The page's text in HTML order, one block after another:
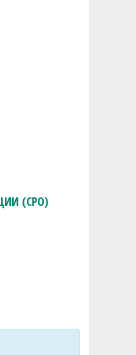
(СРО)